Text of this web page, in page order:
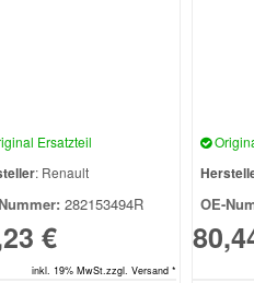
Ersatzteil
: Renault
282153494R
€
inkl. 19% MwSt.zzgl. Versand *
OE-